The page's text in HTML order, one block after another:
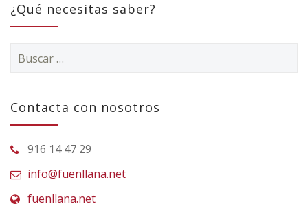
¿Qué necesitas saber?
Contacta con nosotros
916 14 47 29
info@fuenllana.net
fuenllana.net